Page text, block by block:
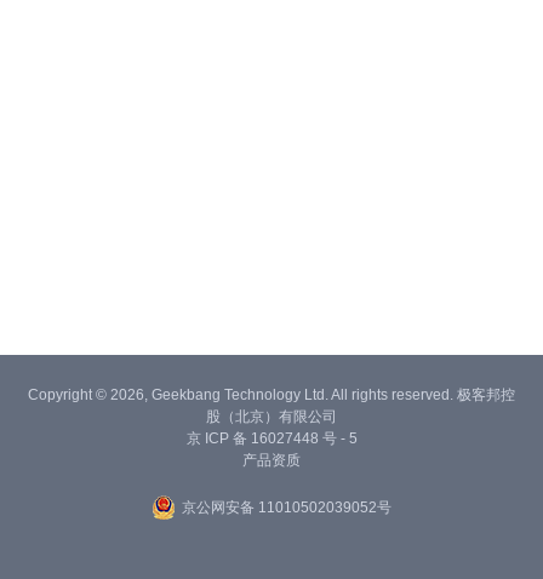
Copyright © 2026, Geekbang Technology Ltd. All rights reserved. 极客邦控
股（北京）有限公司
京 ICP 备 16027448 号 - 5
产品资质
京公网安备 11010502039052号